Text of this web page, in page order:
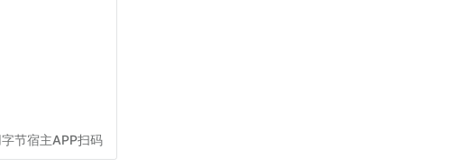
节宿主APP扫码